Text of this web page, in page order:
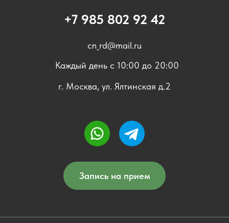
cn_rd@mail.ru
+7 985 802 92 42
Каждый день с 10:00 до 20:00
Запись на прием
г. Москва, ул. Ялтинская д.2